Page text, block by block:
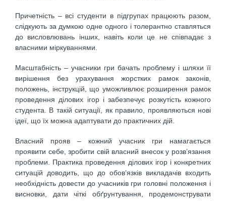
Причетність – всі студенти в підгрупах працюють разом,
слідкують за думкою одне одного і толерантно ставляться
до висловлювань інших, навіть коли це не співпадає з
власними міркуваннями.
Масштабність – учасники гри бачать проблему і шляхи її
вирішення без урахування жорстких рамок законів,
положень, інструкцій, що уможливлює розширення рамок
проведення ділових ігор і забезпечує розкутість кожного
студента. В такій ситуації, як правило, проявляються нові
ідеї, що їх можна адаптувати до практичних дій.
Власний прояв – кожний учасник гри намагається
проявити себе, зробити свій власний внесок у розв’язання
проблеми. Практика проведення ділових ігор і конкретних
ситуацій доводить, що до обов’язків викладачів входить
необхідність довести до учасників гри головні положення і
висновки, дати чіткі обґрунтування, продемонструвати